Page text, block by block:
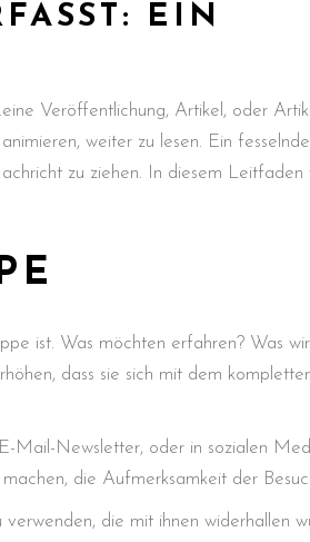
EIN
Veröffentlichung, Artikel, oder
weiter zu lesen. Ein
zu ziehen. In diesem Leitfaden
ist. Was möchten erfahren? Was
dass sie sich mit dem
Newsletter, oder in sozialen
die Aufmerksamkeit der
die mit ihnen widerhallen